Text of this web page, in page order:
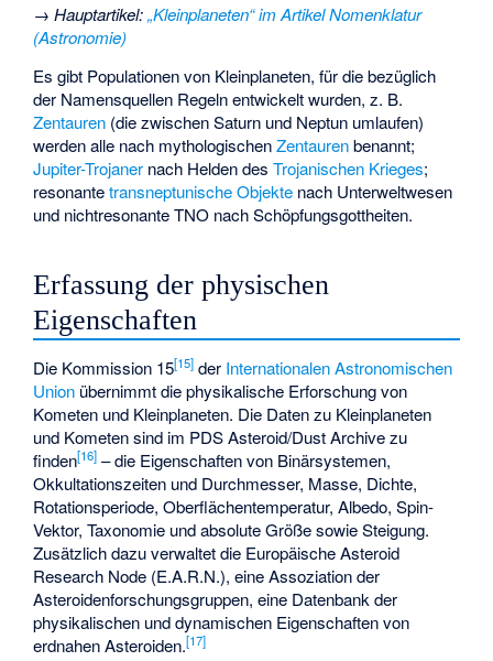
→Hauptartikel:„Kleinplaneten“ im Artikel Nomenklatur
(Astronomie)
Es gibt Populationen von Kleinplaneten, für die bezüglich
der Namensquellen Regeln entwickelt wurden, z. B.
Zentauren (die zwischen Saturn und Neptun umlaufen)
werden alle nach mythologischenZentaurenbenannt;
Jupiter-Trojaner nach Helden desTrojanischen Krieges;
resonantetransneptunische Objekte nach Unterweltwesen
und nichtresonante TNO nach Schöpfungsgottheiten.
Erfassung der physischen
Eigenschaften
Die Kommission 15[15] der Internationalen Astronomischen
Union übernimmt die physikalische Erforschung von
Kometen und Kleinplaneten. Die Daten zu Kleinplaneten
und Kometen sind im PDS Asteroid/Dust Archive zu
finden[16] – die Eigenschaften von Binärsystemen,
Okkultationszeiten und Durchmesser, Masse, Dichte,
Rotationsperiode, Oberflächentemperatur, Albedo, Spin-
Vektor, Taxonomie und absolute Größe sowie Steigung.
Zusätzlich dazu verwaltet die Europäische Asteroid
Research Node (E.A.R.N.), eine Assoziation der
Asteroidenforschungsgruppen, eine Datenbank der
physikalischen und dynamischen Eigenschaften von
erdnahen Asteroiden.[17]